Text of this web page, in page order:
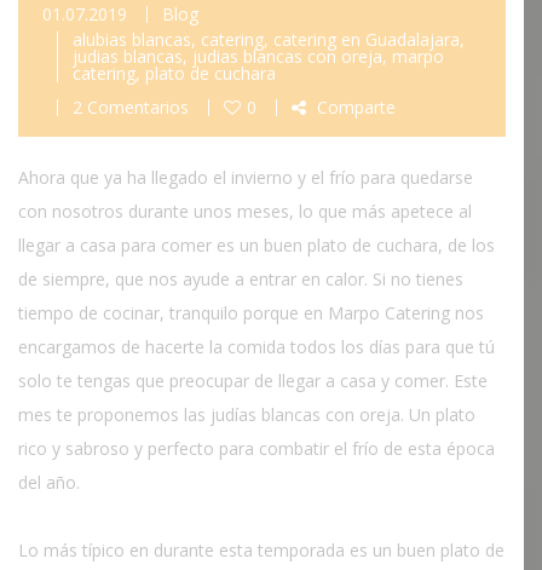
01.07.2019
Blog
alubias blancas, catering, catering en Guadalajara,
judias blancas,judias blancas con oreja, marpo
catering, plato de cuchara
2 Comentarios
0 Comparte
Ahora que ya ha llegado el invierno y el frío para quedarse
con nosotros durante unos meses, lo que más apetece al
llegar a casa para comer es un buen plato de cuchara, de los
de siempre, que nos ayude a entrar en calor. Si no tienes
tiempo de cocinar, tranquilo porque en Marpo Catering nos
encargamos de hacerte la comida todos los días para que tú
solo te tengas que preocupar de llegar a casa y comer. Este
mes te proponemos las judías blancas con oreja. Un plato
rico y sabroso y perfecto para combatir el frío de esta época
del año.
Lo más típico en durante esta temporada es un buen plato de